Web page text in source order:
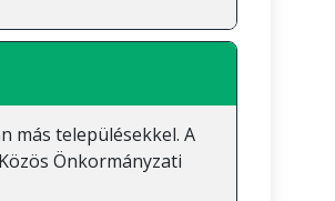
más településekkel. A
Önkormányzati